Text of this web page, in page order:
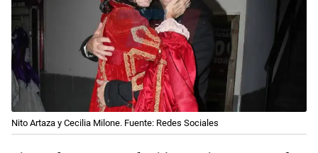
Nito Artaza y Cecilia Milone. Fuente: Redes Sociales